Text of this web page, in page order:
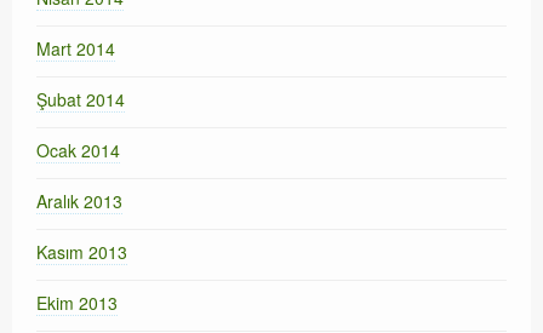
Mart 2014
Şubat 2014
Ocak 2014
Aralık 2013
Kasım 2013
Ekim 2013